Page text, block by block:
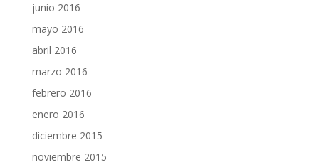
junio 2016
mayo 2016
abril 2016
marzo 2016
febrero 2016
enero 2016
diciembre 2015
noviembre 2015